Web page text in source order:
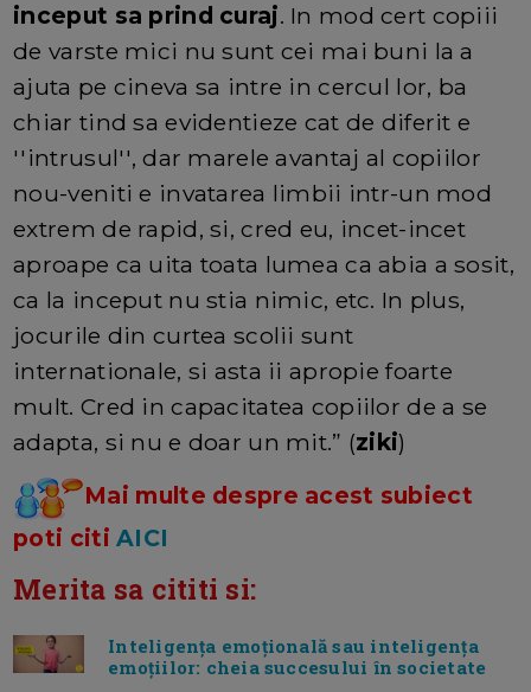
inceput sa prind curaj. In mod cert copiii
de varste mici nu sunt cei mai buni la a
ajuta pe cineva sa intre in cercul lor, ba
chiar tind sa evidentieze cat de diferit e
''intrusul'', dar marele avantaj al copiilor
nou-veniti e invatarea limbii intr-un mod
extrem de rapid, si, cred eu, incet-incet
aproape ca uita toata lumea ca abia a sosit,
ca la inceput nu stia nimic, etc. In plus,
jocurile din curtea scolii sunt
internationale, si asta ii apropie foarte
mult. Cred in capacitatea copiilor de a se
adapta, si nu e doar un mit.” (ziki)
Mai multe despre acest subiect
poti citi AICI
Merita sa cititi si:
Inteligența emoțională sau inteligența
emoțiilor: cheia succesului în societate